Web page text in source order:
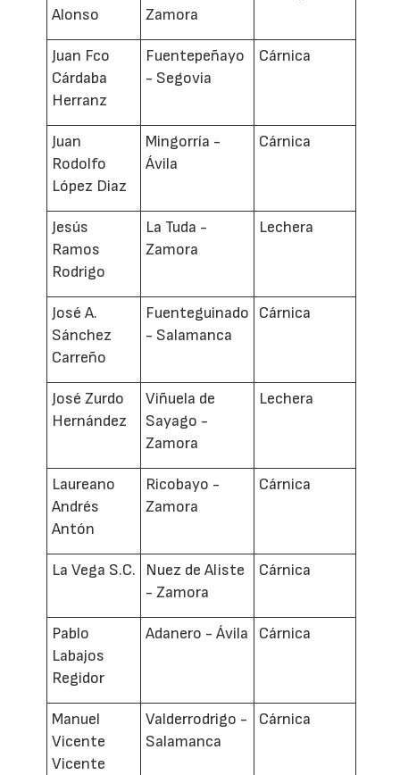
Alonso
Zamora
Juan Fco
Cárdaba
Herranz
Fuentepeñayo
- Segovia
Cárnica
Juan
Rodolfo
López Diaz
Mingorría -
Ávila
Cárnica
Jesús
Ramos
Rodrigo
La Tuda -
Zamora
Lechera
José A.
Sánchez
Carreño
Fuenteguinado
- Salamanca
Cárnica
José Zurdo
Hernández
Viñuela de
Sayago -
Zamora
Lechera
Laureano
Andrés
Antón
Ricobayo -
Zamora
Cárnica
La Vega S.C.
Nuez de Aliste
- Zamora
Cárnica
Pablo
Labajos
Regidor
Adanero - Ávila Cárnica
Manuel
Vicente
Vicente
Valderrodrigo -
Salamanca
Cárnica